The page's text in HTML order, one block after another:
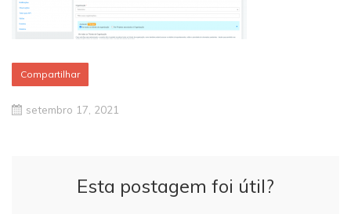
Compartilhar
setembro 17, 2021
Esta postagem foi útil?